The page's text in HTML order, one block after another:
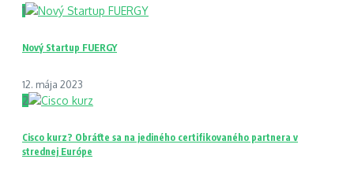
1
Nový Startup FUERGY
12. mája 2023
2
Cisco kurz? Obráťte sa na jediného certifikovaného partnera v
strednej Európe